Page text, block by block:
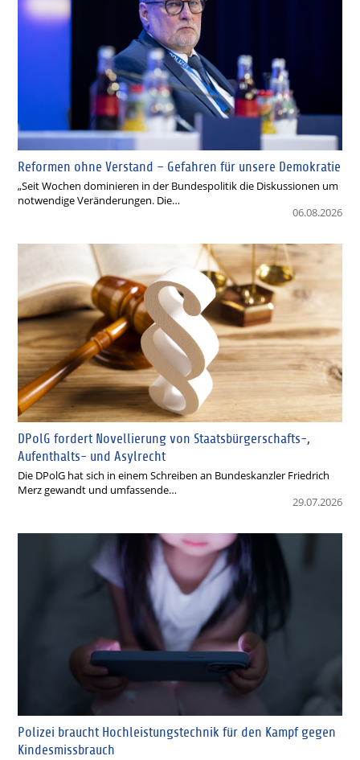
Reformen ohne Verstand – Gefahren für unsere Demokratie
„Seit Wochen dominieren in der Bundespolitik die Diskussionen um
notwendige Veränderungen. Die…
06.08.2026
DPolG fordert Novellierung von Staatsbürgerschafts-,
Aufenthalts- und Asylrecht
Die DPolG hat sich in einem Schreiben an Bundeskanzler Friedrich
Merz gewandt und umfassende…
29.07.2026
Polizei braucht Hochleistungstechnik für den Kampf gegen
Kindesmissbrauch